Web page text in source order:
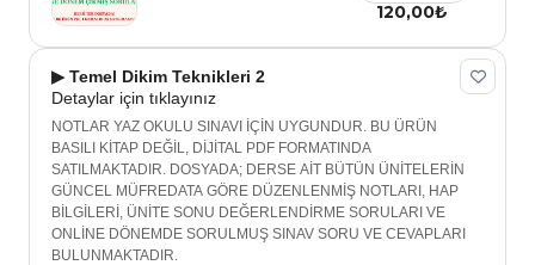
120,00₺
▶ Temel Dikim Teknikleri 2
Detaylar için tıklayınız
NOTLAR YAZ OKULU SINAVI İÇİN UYGUNDUR. BU ÜRÜN
BASILI KİTAP DEĞİL, DİJİTAL PDF FORMATINDA
SATILMAKTADIR. DOSYADA; DERSE AİT BÜTÜN ÜNİTELERİN
GÜNCEL MÜFREDATA GÖRE DÜZENLENMİŞ NOTLARI, HAP
BİLGİLERİ, ÜNİTE SONU DEĞERLENDİRME SORULARI VE
ONLİNE DÖNEMDE SORULMUŞ SINAV SORU VE CEVAPLARI
BULUNMAKTADIR.